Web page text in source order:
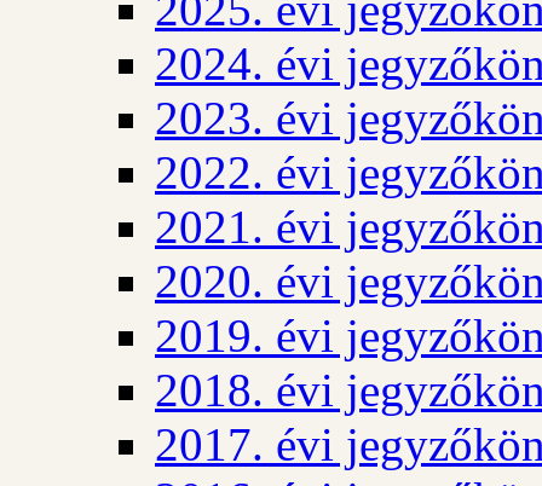
2024. évi
2023. évi
2022. évi
2021. évi
2020. évi
2019. évi
2018. évi
2017. évi